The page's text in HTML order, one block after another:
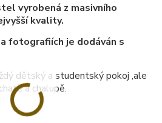
vyrobená z masivního
kvality.
fotografiích je dodáván s
dětský a studentský pokoj ,ale
a chalupě.